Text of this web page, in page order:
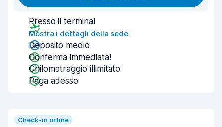
Presso il terminal
Mostra i dettagli della sede
Deposito medio
Conferma immediata!
Chilometraggio illimitato
Paga adesso
Check-in online